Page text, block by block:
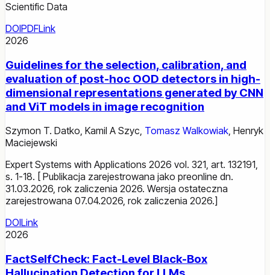
Scientific Data
DOIPDFLink
2026
Guidelines for the selection, calibration, and
evaluation of post-hoc OOD detectors in high-
dimensional representations generated by CNN
and ViT models in image recognition
Szymon T. Datko, Kamil A Szyc, Tomasz Walkowiak, Henryk
Maciejewski
Expert Systems with Applications 2026 vol. 321, art. 132191,
s. 1-18. [ Publikacja zarejestrowana jako preonline dn.
31.03.2026, rok zaliczenia 2026. Wersja ostateczna
zarejestrowana 07.04.2026, rok zaliczenia 2026.]
DOILink
2026
FactSelfCheck: Fact-Level Black-Box